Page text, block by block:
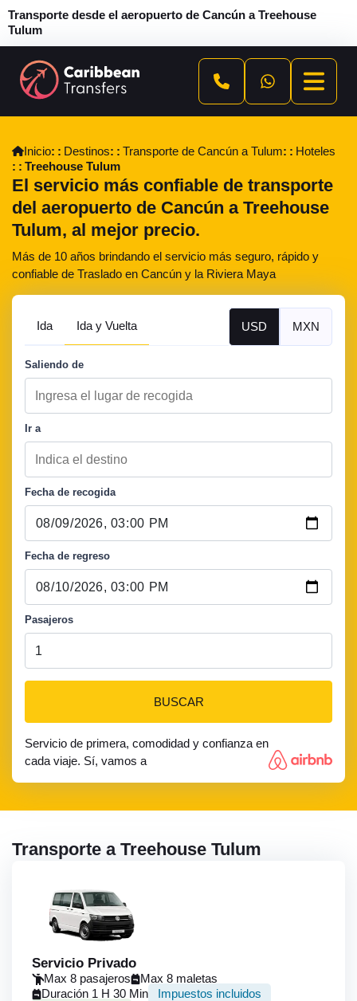
Transporte desde el aeropuerto de Cancún a Treehouse
Tulum
Inicio Destinos Transporte de Cancún a Tulum
Hoteles
Treehouse Tulum
El servicio más confiable de transporte
del aeropuerto de Cancún a Treehouse
Tulum, al mejor precio.
Más de 10 años brindando el servicio más seguro, rápido y
confiable de Traslado en Cancún y la Riviera Maya
Ida Ida y Vuelta USD MXN
Saliendo de
Ir a
Fecha de recogida
Fecha de regreso
Pasajeros
BUSCAR
Servicio de primera, comodidad y confianza en
cada viaje. Sí, vamos a
Transporte a Treehouse Tulum
Servicio Privado
Max 8 pasajeros
Max 8 maletas
Duración 1 H 30 Min
Impuestos incluidos